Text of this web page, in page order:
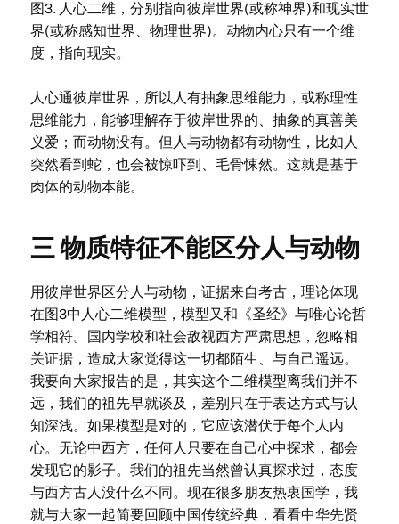
图3. 人心二维，分别指向彼岸世界(或称神界)和现实世
界(或称感知世界、物理世界)。动物内心只有一个维
度，指向现实。
人心通彼岸世界，所以人有抽象思维能力，或称理性
思维能力，能够理解存于彼岸世界的、抽象的真善美
义爱；而动物没有。但人与动物都有动物性，比如人
突然看到蛇，也会被惊吓到、毛骨悚然。这就是基于
肉体的动物本能。
三 物质特征不能区分人与动物
用彼岸世界区分人与动物，证据来自考古，理论体现
在图3中人心二维模型，模型又和《圣经》与唯心论哲
学相符。国内学校和社会敌视西方严肃思想，忽略相
关证据，造成大家觉得这一切都陌生、与自己遥远。
我要向大家报告的是，其实这个二维模型离我们并不
远，我们的祖先早就谈及，差别只在于表达方式与认
知深浅。如果模型是对的，它应该潜伏于每个人内
心。无论中西方，任何人只要在自己心中探求，都会
发现它的影子。我们的祖先当然曾认真探求过，态度
与西方古人没什么不同。现在很多朋友热衷国学，我
就与大家一起简要回顾中国传统经典，看看中华先贤